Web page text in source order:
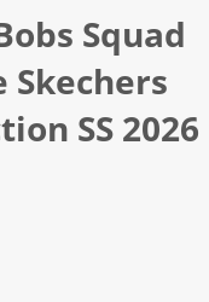
Squad
Skechers
SS 2026